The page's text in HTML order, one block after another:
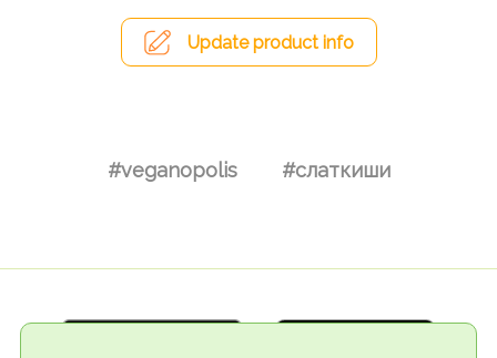
Update product info
#veganopolis #слаткиши